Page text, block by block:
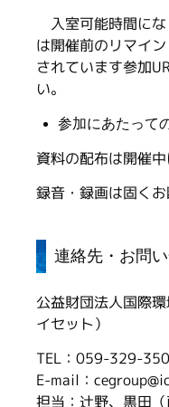
入室可能時間に
は開催前のリマイ
されています参加
い。
参加にあたって
資料の配布は開催
録音・録画は固くお
連絡先・お問
公益財団法人国際
イセット）
TEL：059-329-
E-mail：
担当：辻野、黒田（